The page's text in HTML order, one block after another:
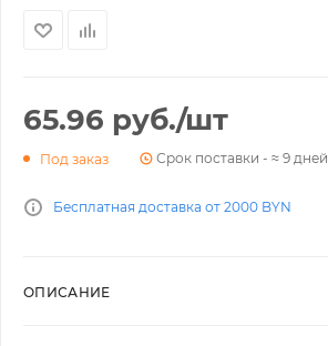
65.96 руб./шт
Под заказ Срок поставки - ≈ 9 дней
Бесплатная доставка от 2000 BYN
ОПИСАНИЕ